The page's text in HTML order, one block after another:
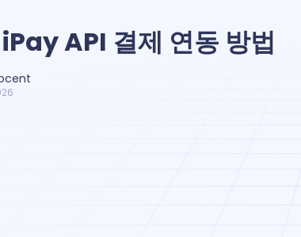
API 결제 연동 방법